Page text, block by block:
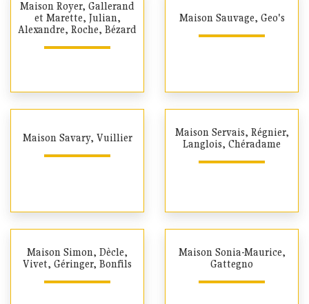
Maison Royer, Gallerand
et Marette, Julian,
Alexandre, Roche, Bézard
Maison Sauvage, Geo's
Maison Savary, Vuillier
Maison Servais, Régnier,
Langlois, Chéradame
Maison Simon, Dècle,
Vivet, Géringer, Bonfils
Maison Sonia-Maurice,
Gattegno